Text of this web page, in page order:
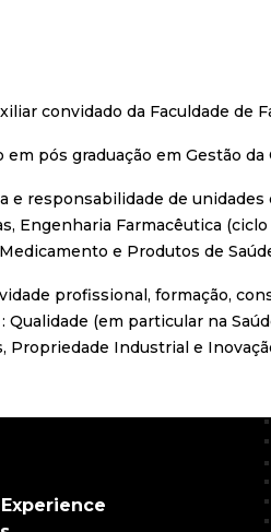
convidado da Faculdade de
em pós graduação em Gestão
e responsabilidade de
Engenharia Farmacêutica
e Produtos de
profissional, formação,
Qualidade (em particular na
Propriedade Industrial e
Experience